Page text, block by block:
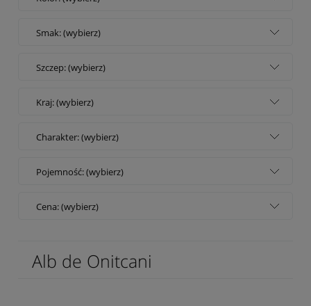
Smak: (wybierz)
Szczep: (wybierz)
Kraj: (wybierz)
Charakter: (wybierz)
Pojemność: (wybierz)
Cena: (wybierz)
Alb de Onitcani